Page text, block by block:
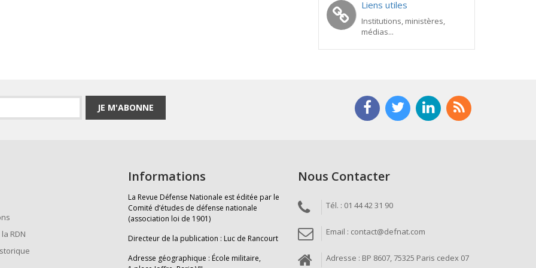
Liens utiles
Institutions, ministères,
médias...
JE M'ABONNE
RDN
Informations
La Revue Défense Nationale est éditée par le
Comité d’études de défense nationale
(association loi de 1901)
Directeur de la publication : Luc de Rancourt
Adresse géographique : École militaire,
Nous Contacter
Tél. : 01 44 42 31 90
Email : contact@defnat.com
Adresse : BP 8607, 75325 Paris cedex 07